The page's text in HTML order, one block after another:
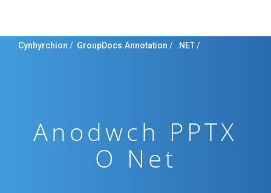
Cynhyrchion / GroupDocs.Annotation / .NET/
Anodwch PPTX
O Net